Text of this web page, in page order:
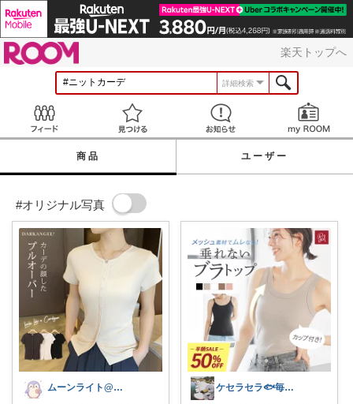
楽天トップへ
詳細検索
見つける お知らせ
商品 ユーザー
#オリジナル写真
ムーンライト@ファッション ケセラセラ🐟毎日を快適にするアイテム